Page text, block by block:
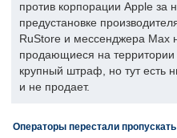
против корпорации Apple за
предустановке
RuStore и мессенджера Max
продающиеся на
крупный штраф, но тут есть
и не продает.
Операторы перестали